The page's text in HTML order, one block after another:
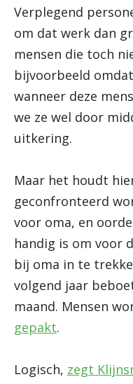
Verplegend
om dat werk dan
mensen die toch
bijvoorbeeld
wanneer deze
we ze wel door
uitkering.
Maar het houdt
geconfronteerd
voor oma, en
handig is om voor
bij oma in te
volgend jaar
maand. Mensen
gepakt.
Logisch, zegt